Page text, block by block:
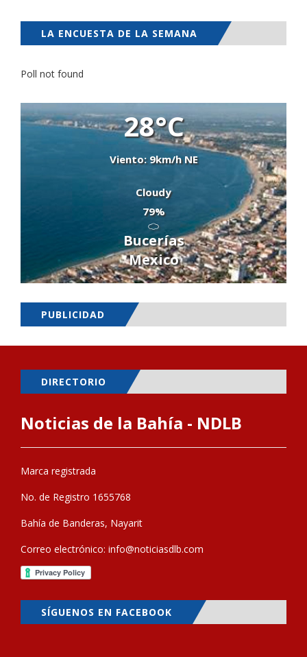
LA ENCUESTA DE LA SEMANA
Poll not found
28°C
Viento: 9km/h NE
Cloudy
79%
Bucerías
Mexico
PUBLICIDAD
DIRECTORIO
Noticias de la Bahía - NDLB
Marca registrada
No. de Registro 1655768
Bahía de Banderas, Nayarit
Correo electrónico: info@noticiasdlb.com
SÍGUENOS EN FACEBOOK